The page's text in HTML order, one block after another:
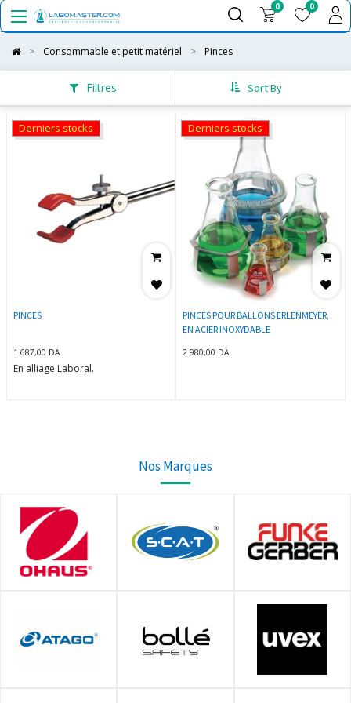
0 0
Consommable et petit matériel Pinces
Filtres Sort By
Derniers stocks
PINCES
1 687,00 DA
En alliage Laboral.
Derniers stocks
PINCES POUR BALLONS ERLENMEYER,
EN ACIER INOXYDABLE
2 980,00 DA
Nos Marques